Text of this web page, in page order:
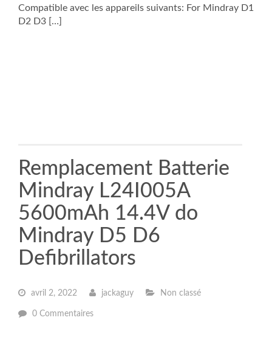
Compatible avec les appareils suivants: For Mindray D1
D2 D3 […]
Remplacement Batterie
Mindray L24I005A
5600mAh 14.4V do
Mindray D5 D6
Defibrillators
avril 2, 2022 jackaguy Non classé
0 Commentaires